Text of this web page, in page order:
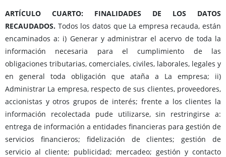
ARTÍCULO CUARTO: FINALIDADES DE LOS DATOS
RECAUDADOS. Todos los datos que La empresa recauda, están
encaminados a: i) Generar y administrar el acervo de toda la
información necesaria para el cumplimiento de las
obligaciones tributarias, comerciales, civiles, laborales, legales y
en general toda obligación que ataña a La empresa; ii)
Administrar La empresa, respecto de sus clientes, proveedores,
accionistas y otros grupos de interés; frente a los clientes la
información recolectada pude utilizarse, sin restringirse a:
entrega de información a entidades financieras para gestión de
servicios financieros; fidelización de clientes; gestión de
servicio al cliente; publicidad; mercadeo; gestión y contacto